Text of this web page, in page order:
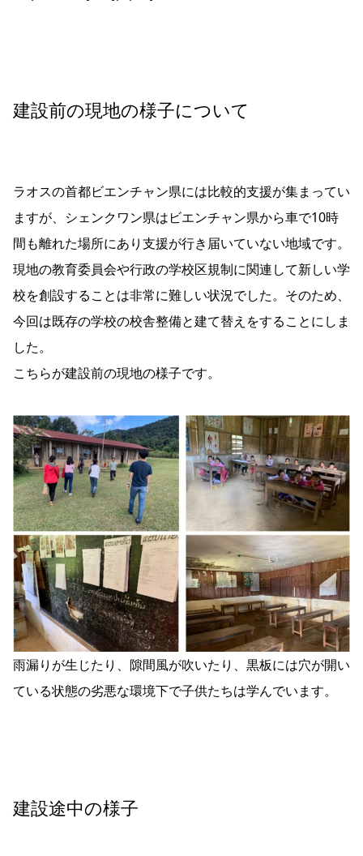
建設前の現地の様子について
ラオスの首都ビエンチャン県には比較的支援が集まってい
ますが、シェンクワン県はビエンチャン県から車で10時
間も離れた場所にあり支援が行き届いていない地域です。
現地の教育委員会や行政の学校区規制に関連して新しい学
校を創設することは非常に難しい状況でした。そのため、
今回は既存の学校の校舎整備と建て替えをすることにしま
した。
こちらが建設前の現地の様子です。
雨漏りが生じたり、隙間風が吹いたり、黒板には穴が開い
ている状態の劣悪な環境下で子供たちは学んでいます。
建設途中の様子